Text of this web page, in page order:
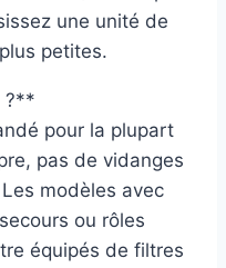
une unité de
petites.
?**
pour la plupart
pas de vidanges
modèles avec
ou rôles
équipés de filtres